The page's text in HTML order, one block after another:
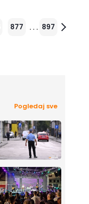
877 . . . 897
Pogledaj sve